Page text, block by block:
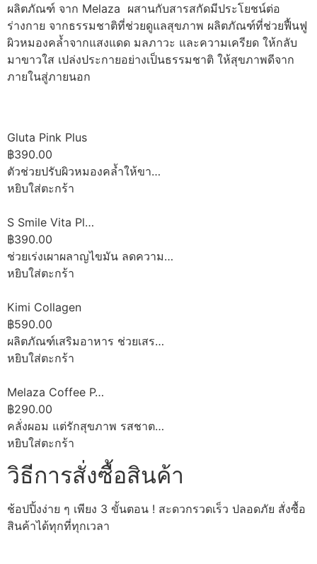
ผลิตภัณฑ์ จาก Melaza ผสานกับสารสกัดมีประโยชน์ต่อ
ร่างกาย จากธรรมชาติที่ช่วยดูแลสุขภาพ ผลิตภัณฑ์ที่ช่วยฟื้นฟู
ผิวหมองคล้ำจากแสงแดด มลภาวะ และความเครียด ให้กลับ
มาขาวใส เปล่งประกายอย่างเป็นธรรมชาติ ให้สุขภาพดีจาก
ภายในสู่ภายนอก
Gluta Pink Plus
฿390.00
ตัวช่วยปรับผิวหมองคล้ำให้ขา…
หยิบใส่ตะกร้า
S Smile Vita Pl…
฿390.00
ช่วยเร่งเผาผลาญไขมัน ลดความ…
หยิบใส่ตะกร้า
Kimi Collagen
฿590.00
ผลิตภัณฑ์เสริมอาหาร ช่วยเสร…
หยิบใส่ตะกร้า
Melaza Coffee P…
฿290.00
คลั่งผอม แต่รักสุขภาพ รสชาต…
หยิบใส่ตะกร้า
วิธีการสั่งซื้อสินค้า
ช้อปปิ้งง่าย ๆ เพียง 3 ขั้นตอน ! สะดวกรวดเร็ว ปลอดภัย สั่งซื้อ
สินค้าได้ทุกที่ทุกเวลา